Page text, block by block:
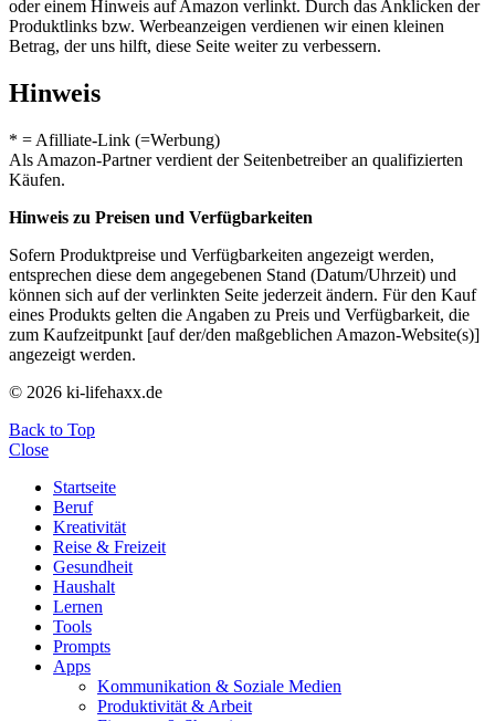
oder einem Hinweis auf Amazon verlinkt. Durch das Anklicken der
Produktlinks bzw. Werbeanzeigen verdienen wir einen kleinen
Betrag, der uns hilft, diese Seite weiter zu verbessern.
Hinweis
* = Afilliate-Link (=Werbung)
Als Amazon-Partner verdient der Seitenbetreiber an qualifizierten
Käufen.
Hinweis zu Preisen und Verfügbarkeiten
Sofern Produktpreise und Verfügbarkeiten angezeigt werden,
entsprechen diese dem angegebenen Stand (Datum/Uhrzeit) und
können sich auf der verlinkten Seite jederzeit ändern. Für den Kauf
eines Produkts gelten die Angaben zu Preis und Verfügbarkeit, die
zum Kaufzeitpunkt [auf der/den maßgeblichen Amazon-Website(s)]
angezeigt werden.
© 2026 ki-lifehaxx.de
Back to Top
Close
Startseite
Beruf
Kreativität
Reise & Freizeit
Gesundheit
Haushalt
Lernen
Tools
Prompts
Apps
Kommunikation & Soziale Medien
Produktivität & Arbeit